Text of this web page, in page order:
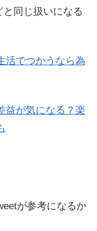
同じ扱いになる
活でつかうなら為
益が気になる？楽
が参考になるか